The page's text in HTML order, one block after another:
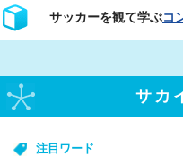
サッカーを観て学ぶコ
サカ
注目ワード